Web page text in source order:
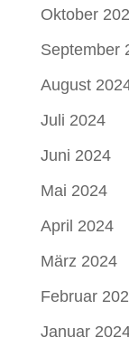
Oktober
September
August
Juli 2024
Juni 2024
Mai 2024
April 2024
März 2024
Februar
Januar